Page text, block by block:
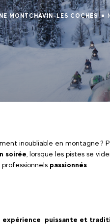
MONTCHAVIN-LES COCHES
inoubliable en montagne ?
soirée , lorsque les pistes se
professionnels passionnés
expérience puissante et